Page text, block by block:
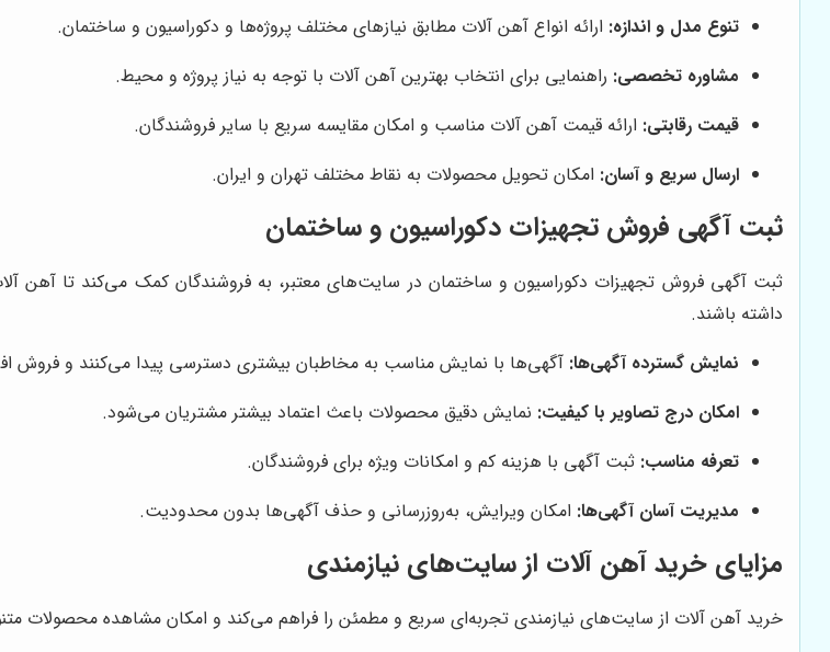
تنوع مدل و اندازه: ارائه انواع آهن آلات مطابق نیازهای مختلف پروژه‌ها و دکوراسیون و ساختمان.
مشاوره تخصصی: راهنمایی برای انتخاب بهترین آهن آلات با توجه به نیاز پروژه و محیط.
قیمت رقابتی: ارائه قیمت آهن آلات مناسب و امکان مقایسه سریع با سایر فروشندگان.
ارسال سریع و آسان: امکان تحویل محصولات به نقاط مختلف تهران و ایران.
ثبت آگهی فروش تجهیزات دکوراسیون و ساختمان
ثبت آگهی فروش تجهیزات دکوراسیون و ساختمان در سایت‌های معتبر، به فروشندگان کمک می‌کند تا آهن
داشته باشند.
نمایش گسترده آگهی‌ها: آگهی‌ها با نمایش مناسب به مخاطبان بیشتری دسترسی پیدا می‌کنند و فروش
امکان درج تصاویر با کیفیت: نمایش دقیق محصولات باعث اعتماد بیشتر مشتریان می‌شود.
تعرفه مناسب: ثبت آگهی با هزینه کم و امکانات ویژه برای فروشندگان.
مدیریت آسان آگهی‌ها: امکان ویرایش، به‌روزرسانی و حذف آگهی‌ها بدون محدودیت.
مزایای خرید آهن آلات از سایت‌های نیازمندی
خرید آهن آلات از سایت‌های نیازمندی تجربه‌ای سریع و مطمئن را فراهم می‌کند و امکان مشاهده محصولات